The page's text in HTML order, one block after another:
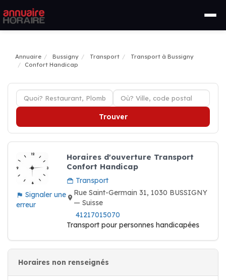
Annuaire Bussigny Transport
Transport à Bussigny
Confort Handicap
Trouver
Signaler une
erreur
Horaires d'ouverture Transport
Confort Handicap
Transport
Rue Saint-Germain 31, 1030 BUSSIGNY
— Suisse
41217015070
Transport pour personnes handicapées
Horaires non renseignés